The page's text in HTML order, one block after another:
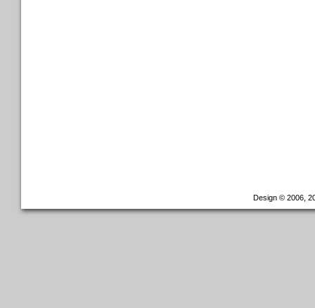
Design © 2006,